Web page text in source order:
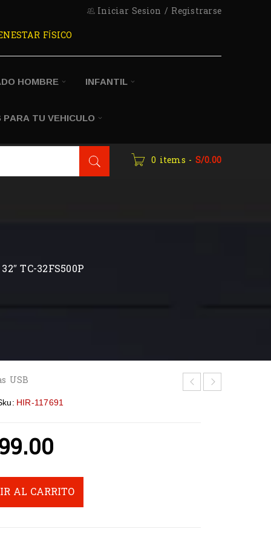
FÍSICO
Iniciar Sesion / Registrarse
HOMBRE INFANTIL
TU VEHICULO
0 items - S/0.00
TC-32FS500P
USB
HIR-117691
AL CARRITO